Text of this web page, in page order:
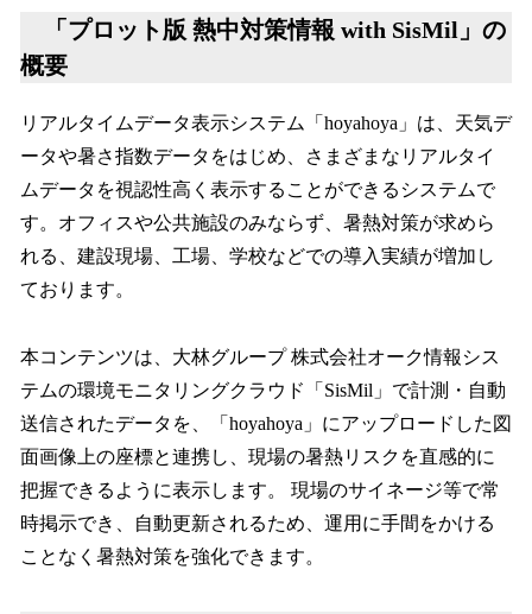
「プロット版 熱中対策情報 with SisMil」の
概要
リアルタイムデータ表示システム「hoyahoya」は、天気デ
ータや暑さ指数データをはじめ、さまざまなリアルタイ
ムデータを視認性高く表示することができるシステムで
す。オフィスや公共施設のみならず、暑熱対策が求めら
れる、建設現場、工場、学校などでの導入実績が増加し
ております。
本コンテンツは、大林グループ 株式会社オーク情報シス
テムの環境モニタリングクラウド「SisMil」で計測・自動
送信されたデータを、「hoyahoya」にアップロードした図
面画像上の座標と連携し、現場の暑熱リスクを直感的に
把握できるように表示します。 現場のサイネージ等で常
時掲示でき、自動更新されるため、運用に手間をかける
ことなく暑熱対策を強化できます。